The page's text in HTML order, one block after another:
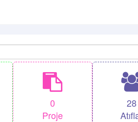
0
Proje
28